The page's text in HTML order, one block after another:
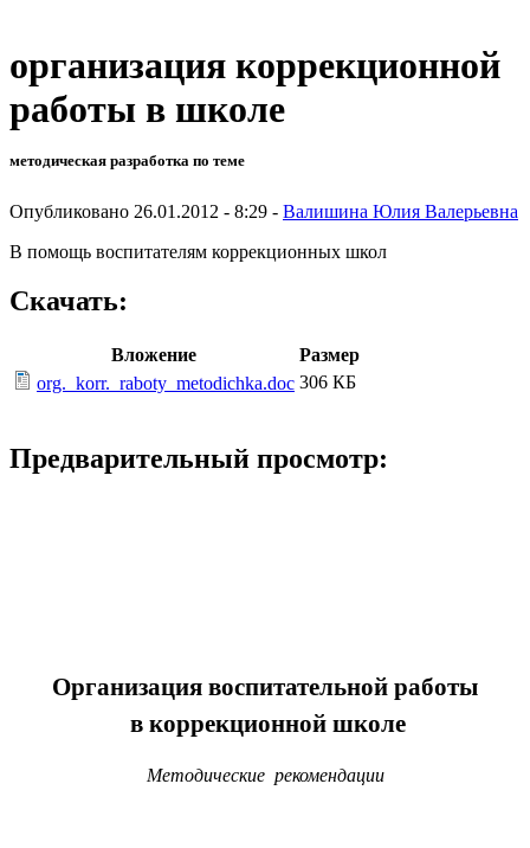
организация коррекционной
работы в школе
методическая разработка по теме
Опубликовано 26.01.2012 - 8:29 - Валишина Юлия Валерьевна
В помощь воспитателям коррекционных школ
Скачать:
Вложение
Размер
org._korr._raboty_metodichka.doc 306 КБ
Предварительный просмотр:
Организация воспитательной работы
в коррекционной школе
Методические рекомендации